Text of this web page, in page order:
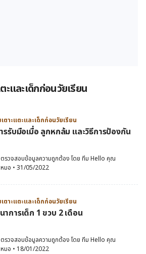
ะและเด็กก่อนวัยเรียน
ตาะแตะและเด็กก่อนวัยเรียน
รรับมือเมื่อ ลูกหกล้ม และวิธีการป้องกัน
ตรวจสอบข้อมูลความถูกต้อง โดย ทีม Hello คุณ
หมอ • 31/05/2022
ตาะแตะและเด็กก่อนวัยเรียน
การเด็ก 1 ขวบ 2 เดือน
ตรวจสอบข้อมูลความถูกต้อง โดย ทีม Hello คุณ
หมอ • 18/01/2022